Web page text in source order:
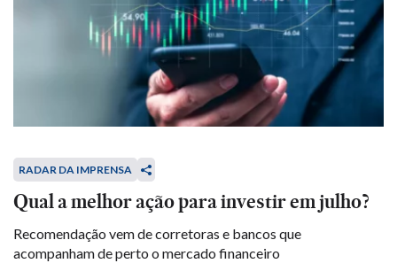
RADAR DA IMPRENSA
Qual a melhor ação para investir em julho?
Recomendação vem de corretoras e bancos que
acompanham de perto o mercado financeiro